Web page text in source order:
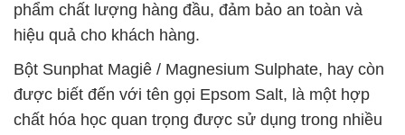
phẩm chất lượng hàng đầu, đảm bảo an toàn và
hiệu quả cho khách hàng.
Bột Sunphat Magiê / Magnesium Sulphate, hay còn
được biết đến với tên gọi Epsom Salt, là một hợp
chất hóa học quan trọng được sử dụng trong nhiều